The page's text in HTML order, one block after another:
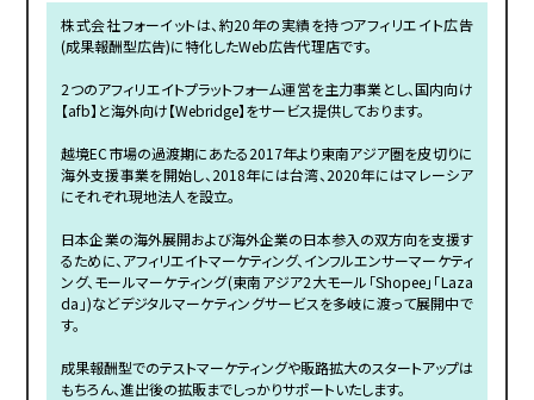
株式会社フォーイットは、約20年の実績を持つアフィリエイト広告
(成果報酬型広告)に特化したWeb広告代理店です。
2つのアフィリエイトプラットフォーム運営を主力事業とし、国内向け
【afb】と海外向け【Webridge】をサービス提供しております。
越境EC市場の過渡期にあたる2017年より東南アジア圏を皮切りに
海外支援事業を開始し、2018年には台湾、2020年にはマレーシア
にそれぞれ現地法人を設立。
日本企業の海外展開および海外企業の日本参入の双方向を支援す
るために、アフィリエイトマーケティング、インフルエンサーマーケティ
ング、モールマーケティング(東南アジア2大モール「Shopee」「Laza
da」)などデジタルマーケティングサービスを多岐に渡って展開中で
す。
成果報酬型でのテストマーケティングや販路拡大のスタートアップは
もちろん、進出後の拡販までしっかりサポートいたします。